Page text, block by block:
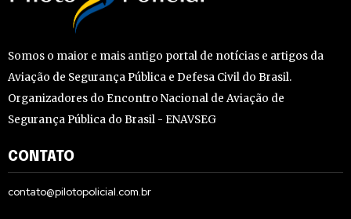
Somos o maior e mais antigo portal de notícias e artigos da
Aviação de Segurança Pública e Defesa Civil do Brasil.
Organizadores do Encontro Nacional de Aviação de
Segurança Pública do Brasil - ENAVSEG
CONTATO
contato@pilotopolicial.com.br